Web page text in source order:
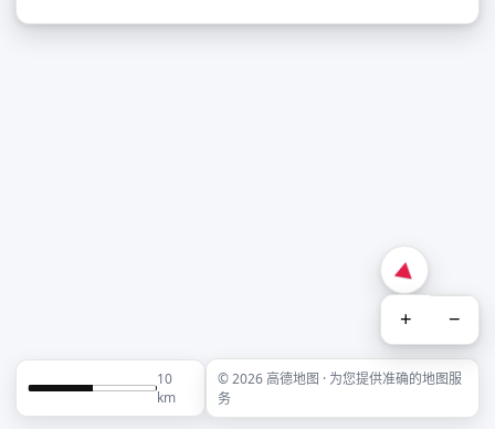
+ −
10
km
© 2026 高德地图 · 为您提供准确的地图服
务